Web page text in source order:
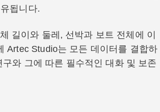
됩니다.
길이와 둘레, 선박과 보트 전체에 이
Artec Studio는 모든 데이터를 결합하
와 그에 따른 필수적인 대화 및 보존